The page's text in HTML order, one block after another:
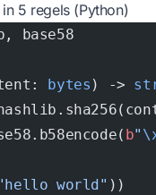
5 regels (Python)
base58
bytes ) ->
b"
world" ))